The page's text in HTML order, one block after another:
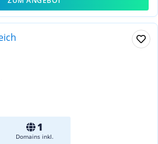
1
Domains inkl.